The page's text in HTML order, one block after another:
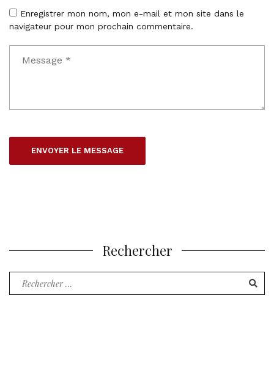
Enregistrer mon nom, mon e-mail et mon site dans le
navigateur pour mon prochain commentaire.
Rechercher
Recherche